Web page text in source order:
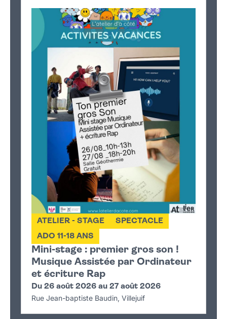
Mini-stage : premier gros son !
Musique Assistée par Ordinateur
et écriture Rap
ATELIER - STAGE
SPECTACLE
ADO 11-18 ANS
Du 26 août 2026 au 27 août 2026
Rue Jean-baptiste Baudin, Villejuif